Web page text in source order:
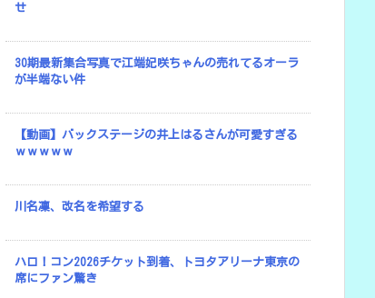
せ
30期最新集合写真で江端妃咲ちゃんの売れてるオーラ
が半端ない件
【動画】バックステージの井上はるさんが可愛すぎる
ｗｗｗｗｗ
川名凜、改名を希望する
ハロ！コン2026チケット到着、トヨタアリーナ東京の
席にファン驚き